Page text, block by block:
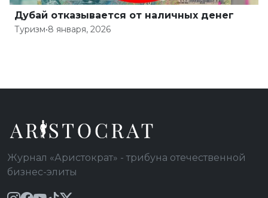
Дубай отказывается от наличных денег
Туризм•8 января, 2026
Журнал «Аристократ» - трибуна отечественной
бизнес-элиты